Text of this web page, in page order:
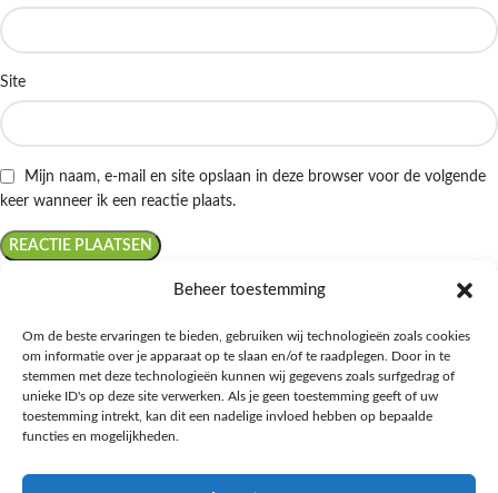
Beheer toestemming
Om de beste ervaringen te bieden, gebruiken wij technologieën zoals cookies
om informatie over je apparaat op te slaan en/of te raadplegen. Door in te
stemmen met deze technologieën kunnen wij gegevens zoals surfgedrag of
unieke ID's op deze site verwerken. Als je geen toestemming geeft of uw
toestemming intrekt, kan dit een nadelige invloed hebben op bepaalde
functies en mogelijkheden.
Site
Mijn naam, e-mail en site opslaan in deze browser voor de volgende
keer wanneer ik een reactie plaats.
Ontdek de beste keto-vriendelijke keuzes van Albert Heijn, verrijk je
kennis met onze diepgaande blogs over het keto-dieet, en deel jouw
favoriete keto recepten in onze bruisende online gemeenschap!